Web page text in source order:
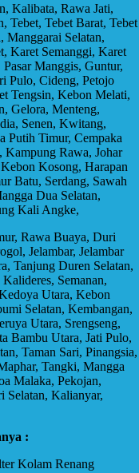
Kalibata, Rawa Jati,
Tebet, Tebet Barat, Tebet
Selatan,
Karet Semanggi, Karet
Manggis, Guntur,
Pulo, Cideng, Petojo
Tengsin, Kebon Melati,
Gelora, Menteng,
Senen, Kwitang,
Putih Timur, Cempaka
Kampung Rawa, Johar
Kosong, Harapan
Batu, Serdang, Sawah
Dua Selatan,
Kali Angke,
Rawa Buaya, Duri
Jelambar, Jelambar
Tanjung Duren Selatan,
Semanan,
Utara, Kebon
Selatan, Kembangan,
Utara, Srengseng,
Bambu Utara, Jati Pulo,
Taman Sari, Pinangsia,
Tangki, Mangga
Malaka, Pekojan,
Selatan, Kalianyar,
:
Kolam Renang